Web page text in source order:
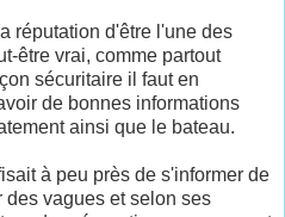
réputation d'être l'une des
être vrai, comme partout
sécuritaire il faut en
de bonnes informations
ainsi que le bateau.
à peu près de s'informer de
des vagues et selon ses